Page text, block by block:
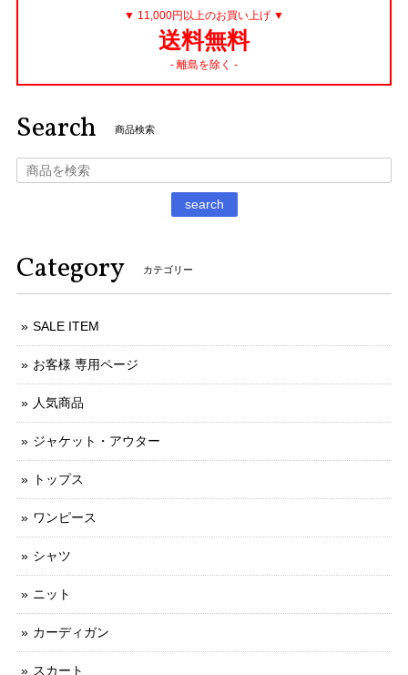
▼ 11,000円以上のお買い上げ ▼
送料無料
- 離島を除く -
Search 商品検索
search
Category カテゴリー
SALE ITEM
お客様 専用ページ
人気商品
ジャケット・アウター
トップス
ワンピース
シャツ
ニット
カーディガン
スカート